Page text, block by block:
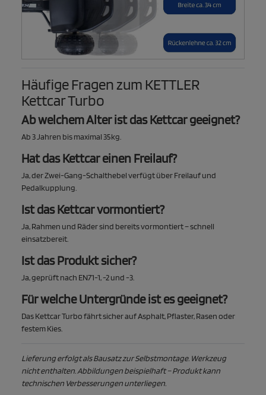
Häufige Fragen zum KETTLER
Kettcar Turbo
Ab welchem Alter ist das Kettcar geeignet?
Ab 3 Jahren bis maximal 35 kg.
Hat das Kettcar einen Freilauf?
Ja, der Zwei-Gang-Schalthebel verfügt über Freilauf und
Pedalkupplung.
Ist das Kettcar vormontiert?
Ja, Rahmen und Räder sind bereits vormontiert – schnell
einsatzbereit.
Ist das Produkt sicher?
Ja, geprüft nach EN71-1, -2 und -3.
Für welche Untergründe ist es geeignet?
Das Kettcar Turbo fährt sicher auf Asphalt, Pflaster, Rasen oder
festem Kies.
Lieferung erfolgt als Bausatz zur Selbstmontage. Werkzeug
nicht enthalten. Abbildungen beispielhaft – Produkt kann
technischen Verbesserungen unterliegen.